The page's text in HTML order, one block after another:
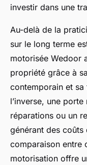
investir dans une
Au-delà de la
sur le long terme
motorisée Wedoor
propriété grâce à
contemporain et
l’inverse, une
réparations ou un
générant des coûts
comparaison entre
motorisation offre